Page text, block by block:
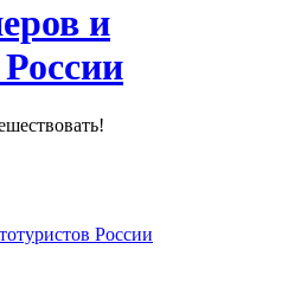
и
России